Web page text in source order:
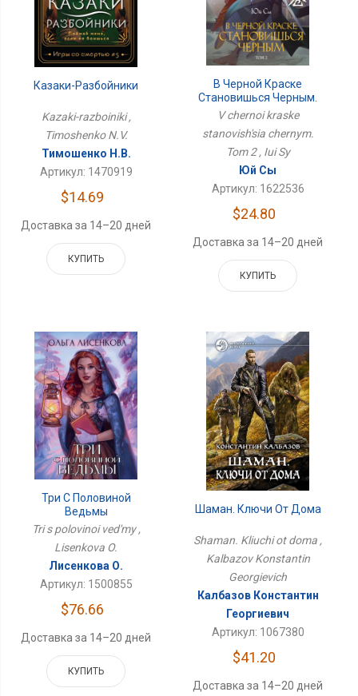
Казаки-Разбойники
Kazaki-razboiniki ,
Timoshenko N.V.
Тимошенко Н.В.
Артикул: 1470919
$14.69
Доставка за 14–20 дней
КУПИТЬ
В Черной Краске
Становишься Черным.
Том 2
V chernoi kraske
stanovish'sia chernym.
Tom 2 , Iui Sy
Юй Сы
Артикул: 1622536
$24.80
Доставка за 14–20 дней
КУПИТЬ
Три С Половиной
Ведьмы
Tri s polovinoi ved'my ,
Lisenkova O.
Лисенкова О.
Артикул: 1500855
$76.66
Доставка за 14–20 дней
КУПИТЬ
Шаман. Ключи От Дома
Shaman. Kliuchi ot doma ,
Kalbazov Konstantin
Georgievich
Калбазов Константин
Георгиевич
Артикул: 1067380
$41.20
Доставка за 14–20 дней